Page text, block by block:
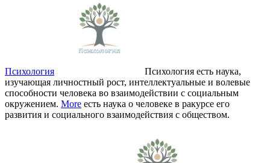
Психология
Психология есть наука,
изучающая личностный рост, интеллектуальные и волевые
способности человека во взаимодействии с социальным
окружением. More есть наука о человеке в ракурсе его
развития и социального взаимодействия с обществом.